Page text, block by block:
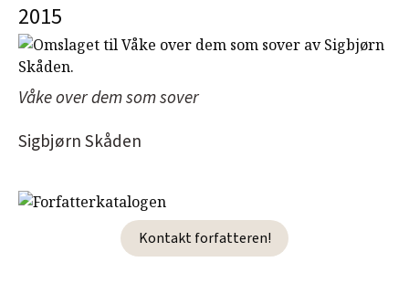
2015
Våke over dem som sover
Sigbjørn Skåden
Kontakt forfatteren!